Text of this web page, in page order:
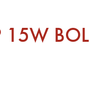
15W BOL